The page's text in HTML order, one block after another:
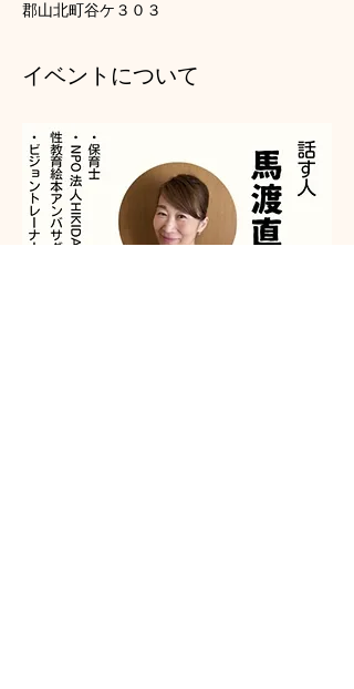
郡山北町谷ケ３０３
イベントについて